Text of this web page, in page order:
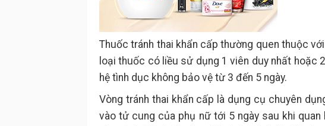
Thuốc tránh thai khẩn cấp thường quen thuộc
loại thuốc có liều sử dụng 1 viên duy nhất hoặc
hệ tình dục không bảo vệ từ 3 đến 5 ngày.
Vòng tránh thai khẩn cấp là dụng cụ chuyên
vào tử cung của phụ nữ tới 5 ngày sau khi